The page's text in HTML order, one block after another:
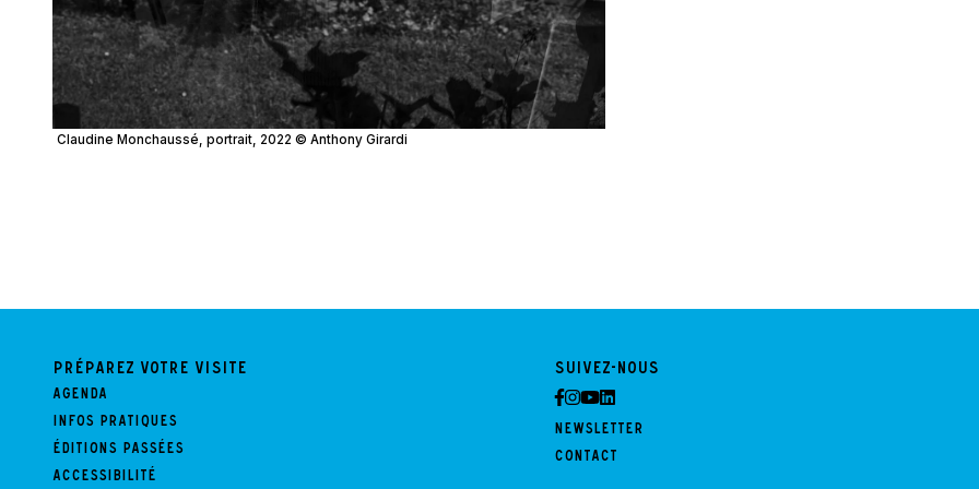
Claudine Monchaussé, portrait, 2022 © Anthony Girardi
Préparez votre visite
Agenda
Infos pratiques
Éditions passées
Accessibilité
Suivez-nous
Newsletter
Contact